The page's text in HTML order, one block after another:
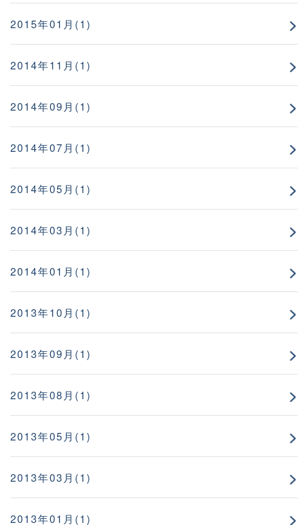
2015年01月(1)
2014年11月(1)
2014年09月(1)
2014年07月(1)
2014年05月(1)
2014年03月(1)
2014年01月(1)
2013年10月(1)
2013年09月(1)
2013年08月(1)
2013年05月(1)
2013年03月(1)
2013年01月(1)